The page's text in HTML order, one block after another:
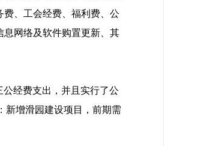
、工会经费、福利费、公
网络及软件购置更新、其
公经费支出，并且实行了公
新增滑园建设项目，前期需